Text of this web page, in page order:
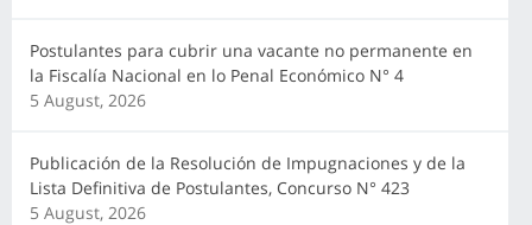
Postulantes para cubrir una vacante no permanente en
la Fiscalía Nacional en lo Penal Económico N° 4
5 August, 2026
Publicación de la Resolución de Impugnaciones y de la
Lista Definitiva de Postulantes, Concurso N° 423
5 August, 2026